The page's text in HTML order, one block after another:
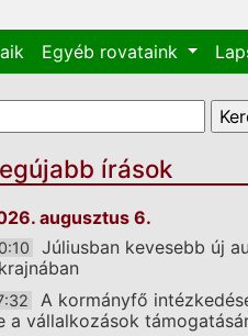
Egyéb rovataink
űrlap
írások
augusztus 6.
Júliusban kevesebb új
A kormányfő
a vállalkozások